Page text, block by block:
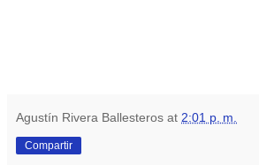
Agustín Rivera Ballesteros at 2:01 p. m.
Compartir